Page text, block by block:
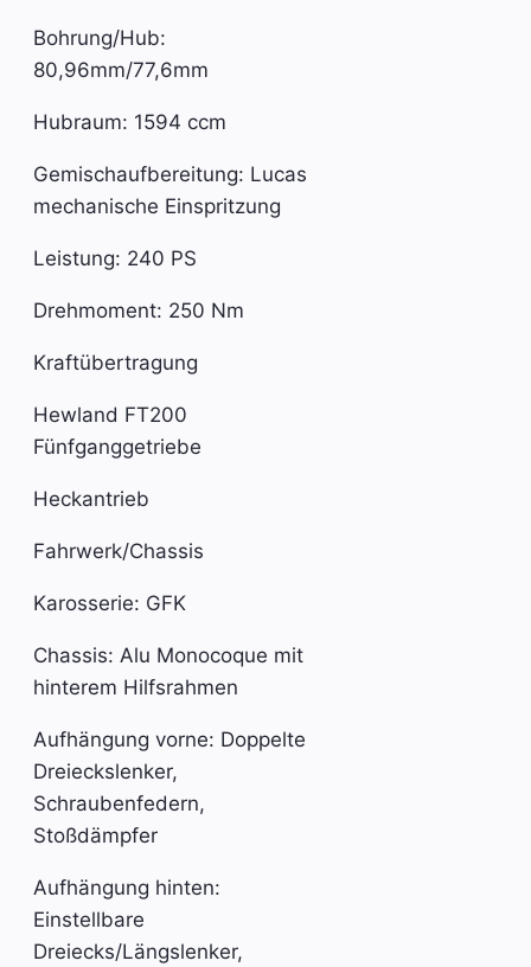
Bohrung/Hub:
80,96mm/77,6mm
Hubraum: 1594 ccm
Gemischaufbereitung: Lucas
mechanische Einspritzung
Leistung: 240 PS
Drehmoment: 250 Nm
Kraftübertragung
Hewland FT200
Fünfganggetriebe
Heckantrieb
Fahrwerk/Chassis
Karosserie: GFK
Chassis: Alu Monocoque mit
hinterem Hilfsrahmen
Aufhängung vorne: Doppelte
Dreieckslenker,
Schraubenfedern,
Stoßdämpfer
Aufhängung hinten:
Einstellbare
Dreiecks/Längslenker,